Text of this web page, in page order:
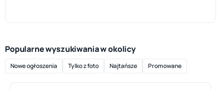
Popularne wyszukiwania w okolicy
Nowe ogłoszenia Tylko z foto Najtańsze Promowane